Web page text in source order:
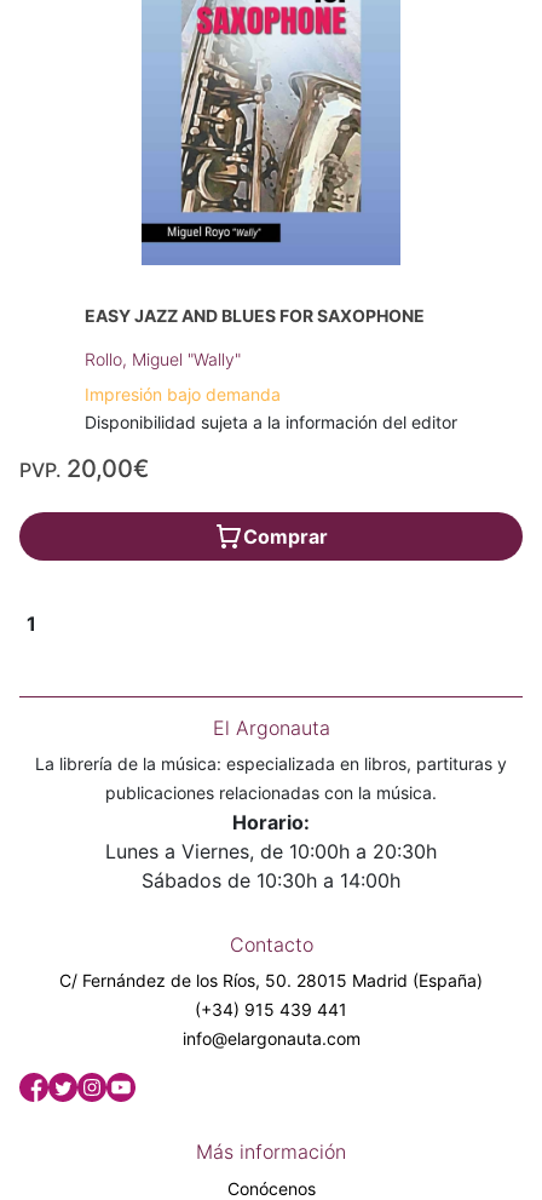
EASY JAZZ AND BLUES FOR SAXOPHONE
Rollo, Miguel "Wally"
Impresión bajo demanda
Disponibilidad sujeta a la información del editor
PVP. 20,00€
Comprar
1
El Argonauta
La librería de la música: especializada en libros, partituras y
publicaciones relacionadas con la música.
Horario:
Lunes a Viernes, de 10:00h a 20:30h
Sábados de 10:30h a 14:00h
Contacto
C/ Fernández de los Ríos, 50. 28015 Madrid (España)
(+34) 915 439 441
info@elargonauta.com
Más información
Conócenos